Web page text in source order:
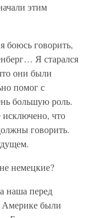
этим
боюсь говорить,
Я старался
они были
помог с
большую роль.
что
говорить.
немецкие?
наша перед
Америке были